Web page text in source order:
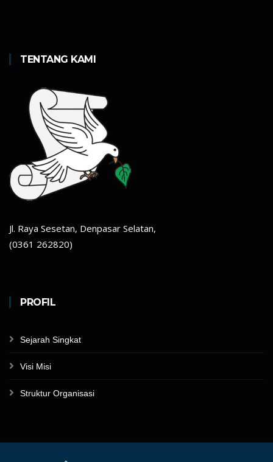
TENTANG KAMI
Jl. Raya Sesetan, Denpasar Selatan,
(0361 262820)
PROFIL
Sejarah Singkat
Visi Misi
Struktur Organisasi